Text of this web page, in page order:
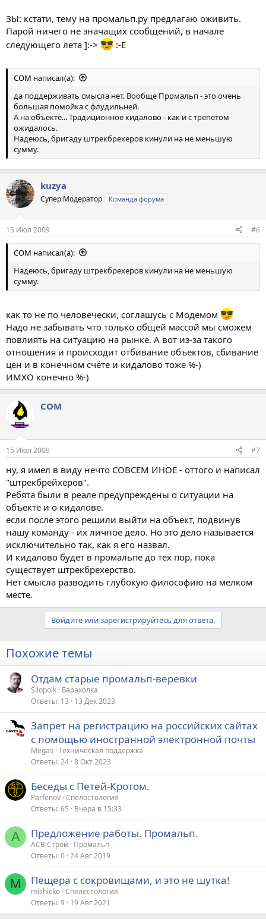
ЗЫ: кстати, тему на промальп.ру предлагаю оживить.
Парой ничего не значащих сообщений, в начале
следующего лета ]:->
:-E
COM написал(а):
да поддерживать смысла нет. Вообще Промальп - это очень
большая помойка с флудильней.
А на объекте... Традиционное кидалово - как и с трепетом
ожидалось.
Надеюсь, бригаду штрекбрехеров кинули на не меньшую
сумму.
kuzya
Супер Модератор Команда форума
15 Июл 2009 #6
COM написал(а):
Надеюсь, бригаду штрекбрехеров кинули на не меньшую
сумму.
как то не по человечески, соглашусь с Модемом
Надо не забывать что только общей массой мы сможем
повлиять на ситуацию на рынке. А вот из-за такого
отношения и происходит отбивание объектов, сбивание
цен и в конечном счёте и кидалово тоже %-)
ИМХО конечно %-)
COM
15 Июл 2009 #7
ну, я имел в виду нечто СОВСЕМ ИНОЕ - оттого и написал
"штрекбрейхеров".
Ребята были в реале предупреждены о ситуации на
объекте и о кидалове.
если после этого решили выйти на объект, подвинув
нашу команду - их личное дело. Но это дело называется
исключительно так, как я его назвал.
И кидалово будет в промальпе до тех пор, пока
существует штрекбрехерство.
Нет смысла разводить глубокую философию на мелком
месте.
Войдите или зарегистрируйтесь для ответа.
Похожие темы
Отдам старые промальп-веревки
Silopolk Барахолка
Ответы 13 13 Дек 2023
Запрет на регистрацию на российских сайтах
с помощью иностранной электронной почты
Megas Техническая поддержка
Ответы 24 8 Окт 2023
Беседы с Петей-Кротом.
Parfenov Спелестология
Ответы 65 Вчера в 15:33
А Предложение работы. Промальп.
АСВ Строй
Промальп
Ответы 0 24 Авг 2019
M Пещера с сокровищами, и это не шутка!
mishicko Спелестология
Ответы 9 19 Авг 2021